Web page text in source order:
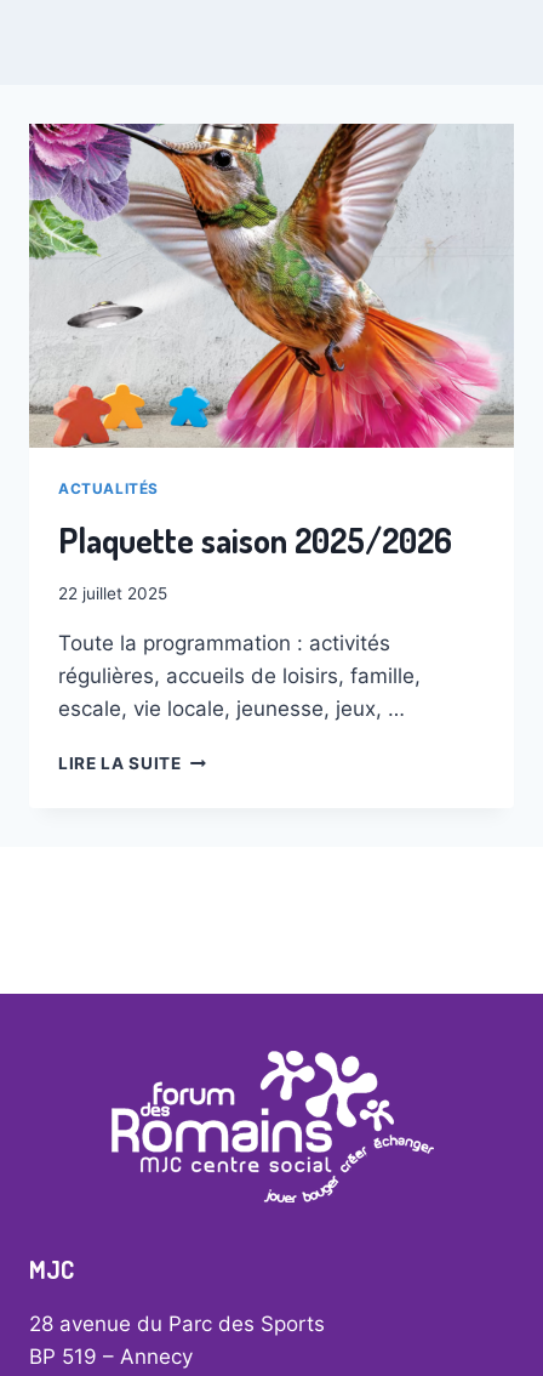
ACTUALITÉS
Plaquette saison 2025/2026
22 juillet 2025
Toute la programmation : activités
régulières, accueils de loisirs, famille,
escale, vie locale, jeunesse, jeux, …
LIRE LA SUITE PLAQUETTE
MJC
28 avenue du Parc des Sports
BP 519 – Annecy